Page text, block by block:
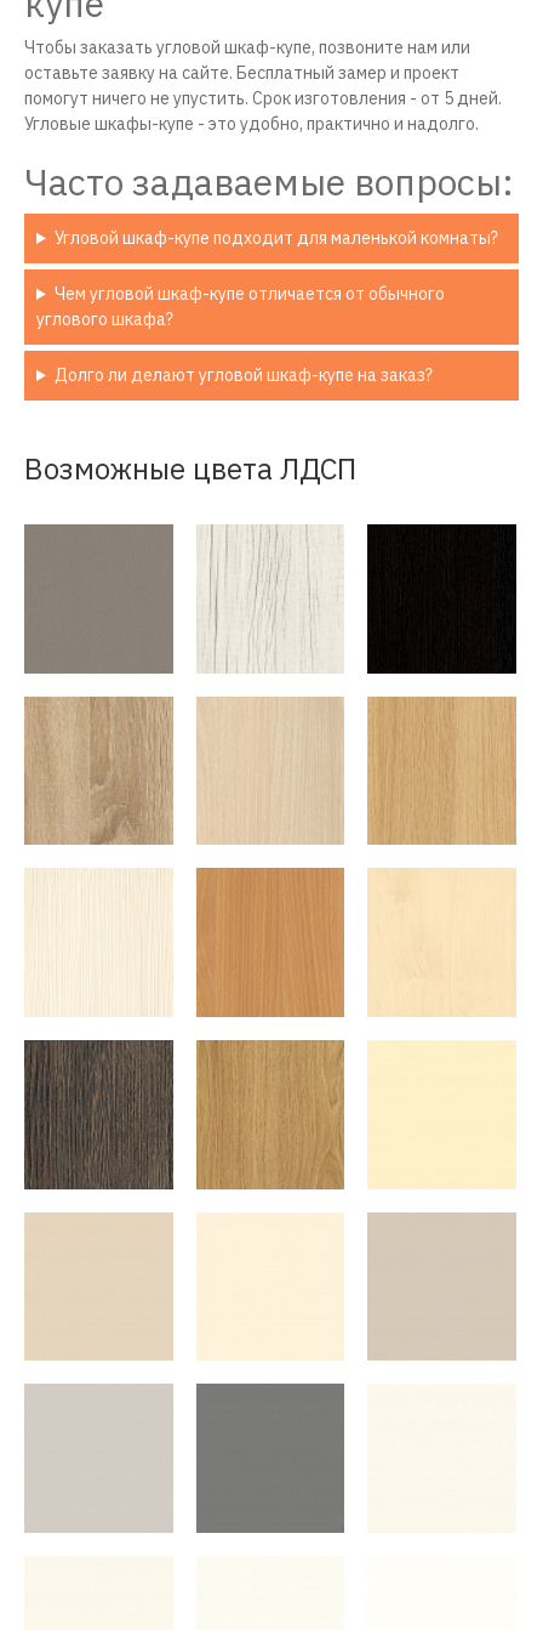
Чтобы заказать угловой шкаф-купе, позвоните нам или
оставьте заявку на сайте. Бесплатный замер и проект
помогут ничего не упустить. Срок изготовления - от 5 дней.
Угловые шкафы-купе - это удобно, практично и надолго.
Часто задаваемые вопросы:
Угловой шкаф-купе подходит для маленькой комнаты?
Чем угловой шкаф-купе отличается от обычного
углового шкафа?
Долго ли делают угловой шкаф-купе на заказ?
Возможные цвета ЛДСП